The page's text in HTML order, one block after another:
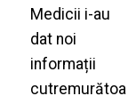
Medicii i-au
dat noi
informații
cutremurătoa